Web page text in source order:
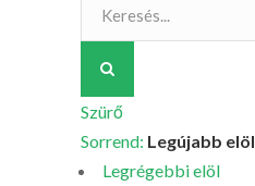
Szürő
Sorrend: Legújabb elöl
Legrégebbi elöl